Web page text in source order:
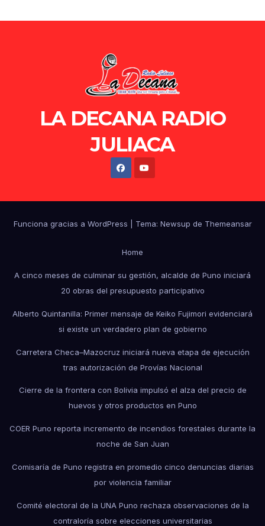
LA DECANA RADIO
JULIACA
Funciona gracias a WordPress Tema: Newsup de Themeansar
Home
A cinco meses de culminar su gestión, alcalde de Puno iniciará
20 obras del presupuesto participativo
Alberto Quintanilla: Primer mensaje de Keiko Fujimori evidenciará
si existe un verdadero plan de gobierno
Carretera Checa–Mazocruz iniciará nueva etapa de ejecución
tras autorización de Provías Nacional
Cierre de la frontera con Bolivia impulsó el alza del precio de
huevos y otros productos en Puno
COER Puno reporta incremento de incendios forestales durante la
noche de San Juan
Comisaría de Puno registra en promedio cinco denuncias diarias
por violencia familiar
Comité electoral de la UNA Puno rechaza observaciones de la
contraloría sobre elecciones universitarias